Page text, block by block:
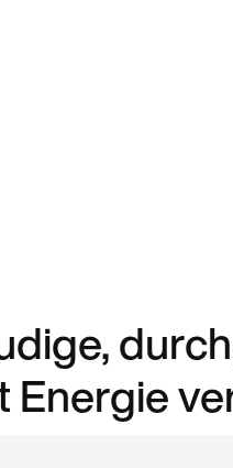
Energie